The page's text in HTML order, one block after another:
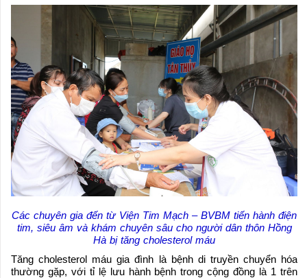
Các chuyên gia đến từ Viện Tim Mạch – BVBM tiến hành điện
tim, siêu âm và khám chuyên sâu cho người dân thôn Hồng
Hà bị tăng cholesterol máu
Tăng cholesterol máu gia đình là bệnh di truyền chuyển hóa
thường gặp, với tỉ lệ lưu hành bệnh trong cộng đồng là 1 trên